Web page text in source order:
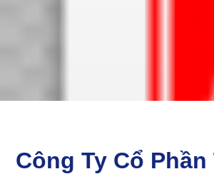
Công Ty Cổ